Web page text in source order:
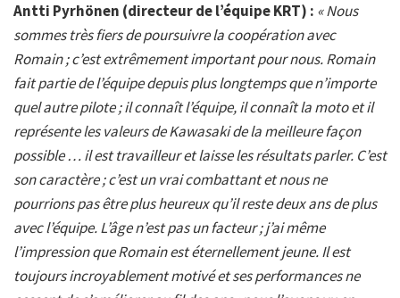
Antti Pyrhönen (directeur de l’équipe KRT) : « Nous
sommes très fiers de poursuivre la coopération avec
Romain ; c’est extrêmement important pour nous. Romain
fait partie de l’équipe depuis plus longtemps que n’importe
quel autre pilote ; il connaît l’équipe, il connaît la moto et il
représente les valeurs de Kawasaki de la meilleure façon
possible … il est travailleur et laisse les résultats parler. C’est
son caractère ; c’est un vrai combattant et nous ne
pourrions pas être plus heureux qu’il reste deux ans de plus
avec l’équipe. L’âge n’est pas un facteur ; j’ai même
l’impression que Romain est éternellement jeune. Il est
toujours incroyablement motivé et ses performances ne